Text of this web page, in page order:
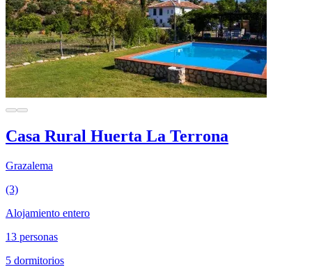
Casa Rural Huerta La Terrona
Grazalema
(3)
Alojamiento entero
13 personas
5 dormitorios